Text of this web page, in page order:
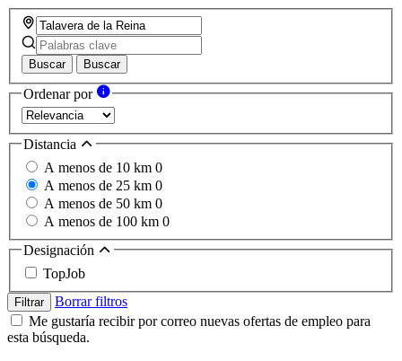
Buscar Buscar
Ordenar por
Distancia
A menos de 10 km 0
A menos de 25 km 0
A menos de 50 km 0
A menos de 100 km 0
Designación
TopJob
Filtrar
Borrar filtros
Me gustaría recibir por correo nuevas ofertas de empleo para
esta búsqueda.